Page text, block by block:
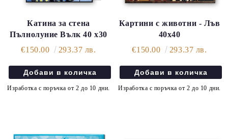
Катина за стена
Пълнолуние Вълк 40 х30
€150.00
293.37 лв.
Изработка с поръчка от 2 до 10 дни.
Картини с животни - Лъв
40х40
€150.00
293.37 лв.
Изработка с поръчка от 2 до 10 дни.